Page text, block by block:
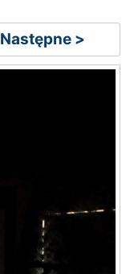
Następne >